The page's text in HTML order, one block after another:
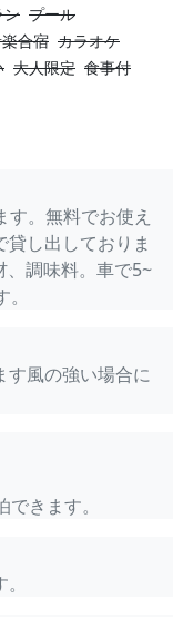
ン プール
合宿 カラオケ
大人限定 食事付
。無料でお使え
し出しておりま
調味料。車で5~
す風の強い場合に
きます。